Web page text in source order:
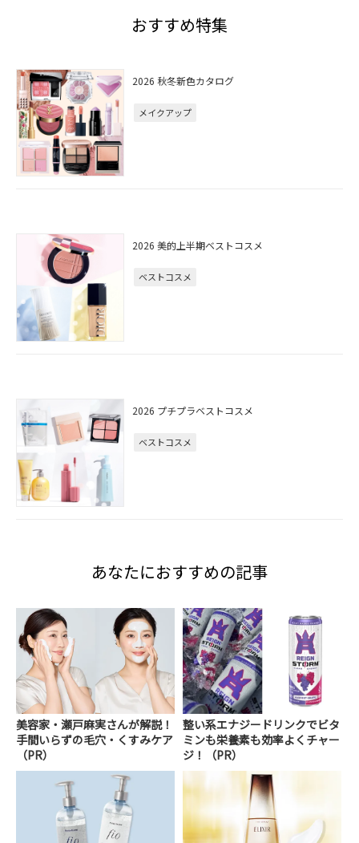
おすすめ特集
2026 秋冬新色カタログ
メイクアップ
2026 美的上半期ベストコスメ
ベストコスメ
2026 プチプラベストコスメ
ベストコスメ
あなたにおすすめの記事
美容家・瀬戸麻実さんが解説！
手間いらずの毛穴・くすみケア
（PR）
整い系エナジードリンクでビタ
ミンも栄養素も効率よくチャー
ジ！（PR）